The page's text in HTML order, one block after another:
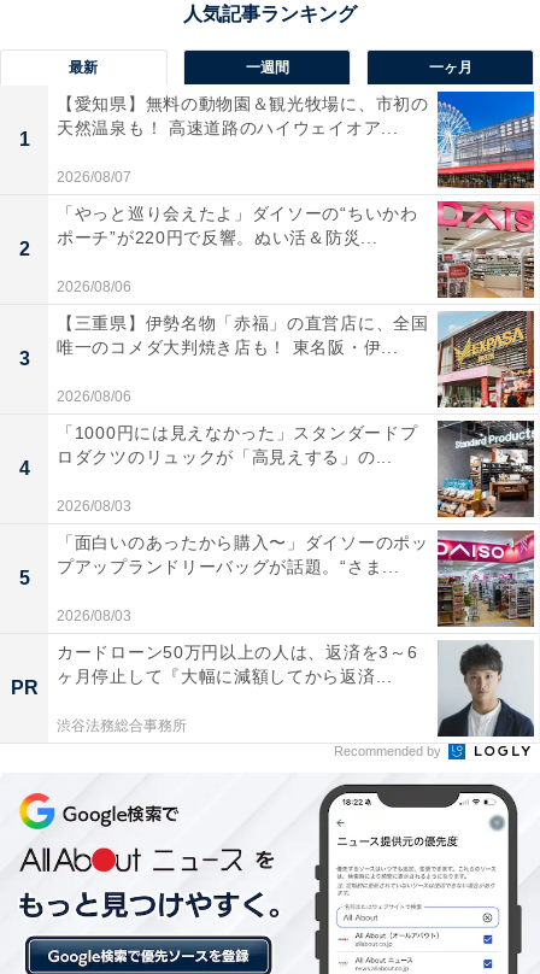
2：菊池温泉（熊本県菊池市）
菊池温泉（写真はイメージです）
最新 一週間 一ヶ月
1
【愛知県】無料の動物園＆観光牧場に、市初の
天然温泉も！ 高速道路のハイウェイオア...
2026/08/07
2
「やっと巡り会えたよ」ダイソーの“ちいかわ
ポーチ”が220円で反響。ぬい活＆防災...
2026/08/06
3
【三重県】伊勢名物「赤福」の直営店に、全国
唯一のコメダ大判焼き店も！ 東名阪・伊...
2026/08/06
4
「1000円には見えなかった」スタンダードプ
ロダクツのリュックが「高見えする」の...
2026/08/03
5
「面白いのあったから購入〜」ダイソーのポッ
プアップランドリーバッグが話題。“さま...
2026/08/03
PR
カードローン50万円以上の人は、返済を3～6
ヶ月停止して『大幅に減額してから返済...
渋谷法務総合事務所
Recommended by